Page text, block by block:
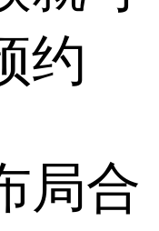
约
局合